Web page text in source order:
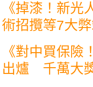
《掉漆！新光
術招攬等7大
《對中買保險
出爐 千萬大